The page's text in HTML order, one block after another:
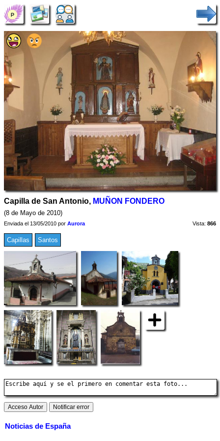
Capilla de San Antonio, MUÑON FONDERO
(8 de Mayo de 2010)
Enviada el 13/05/2010 por Aurora Vista: 866
Capillas Santos
Noticias de España